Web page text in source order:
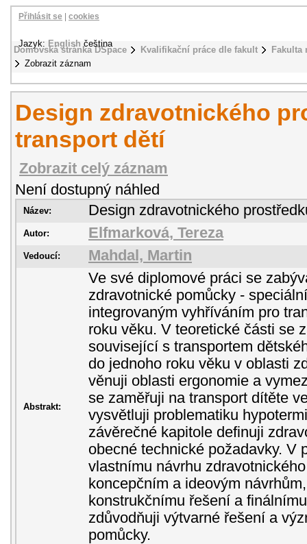
Domovská stránka DSpace Kvalifikační práce dle fakult
Zobrazit záznam
Přihlásit se cookies
Jazyk: English čeština
Design zdravotnického
transport dětí
Zobrazit celý záznam
Není dostupný náhled
Název: Design zdravotnického
Autor: Elfmarková, Tereza
Vedoucí: Mahdal, Martin
Abstrakt:
Ve své diplomové práci se
zdravotnické pomůcky -
integrovaným vyhříváním pro
roku věku. V teoretické části se
související s transportem
do jednoho roku věku v oblasti
věnuji oblasti ergonomie a
se zaměřuji na transport dítěte
vysvětluji problematiku
závěrečné kapitole definuji
obecné technické požadavky. V
vlastnímu návrhu
koncepčním a ideovým
konstrukčnímu řešení a
zdůvodňuji výtvarné řešení a
pomůcky.